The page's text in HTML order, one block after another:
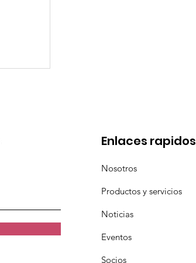
Enlaces rapidos
Nosotros
Productos y servicios
Noticias
Eventos
Socios